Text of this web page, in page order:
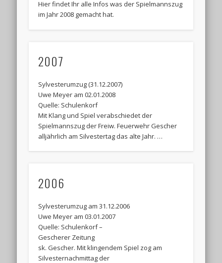
Termine:
Hier findet Ihr alle Infos was der Spielmannszug
im Jahr 2008 gemacht hat.
2007
Sylvesterumzug (31.12.2007)
Uwe Meyer am 02.01.2008
Quelle: Schulenkorf
Mit Klang und Spiel verabschiedet der
Spielmannszug der Freiw. Feuerwehr Gescher
alljährlich am Silvestertag das alte Jahr. …
2006
Sylvesterumzug am 31.12.2006
Uwe Meyer am 03.01.2007
Quelle: Schulenkorf –
Gescherer Zeitung
sk. Gescher. Mit klingendem Spiel zog am
Silvesternachmittag der